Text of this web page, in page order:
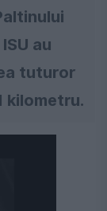
au
tuturor
kilometru.